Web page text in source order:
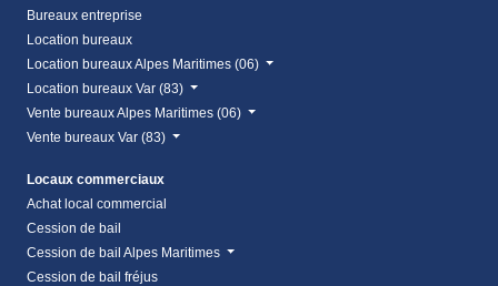
Bureaux entreprise
Location bureaux
Location bureaux Alpes Maritimes (06)
Location bureaux Var (83)
Vente bureaux Alpes Maritimes (06)
Vente bureaux Var (83)
Locaux commerciaux
Achat local commercial
Cession de bail
Cession de bail Alpes Maritimes
Cession de bail fréjus